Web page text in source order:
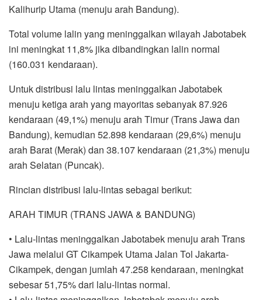
Kalihurip Utama (menuju arah Bandung).
Total volume lalin yang meninggalkan wilayah Jabotabek
ini meningkat 11,8% jika dibandingkan lalin normal
(160.031 kendaraan).
Untuk distribusi lalu lintas meninggalkan Jabotabek
menuju ketiga arah yang mayoritas sebanyak 87.926
kendaraan (49,1%) menuju arah Timur (Trans Jawa dan
Bandung), kemudian 52.898 kendaraan (29,6%) menuju
arah Barat (Merak) dan 38.107 kendaraan (21,3%) menuju
arah Selatan (Puncak).
Rincian distribusi lalu-lintas sebagai berikut:
ARAH TIMUR (TRANS JAWA & BANDUNG)
• Lalu-lintas meninggalkan Jabotabek menuju arah Trans
Jawa melalui GT Cikampek Utama Jalan Tol Jakarta-
Cikampek, dengan jumlah 47.258 kendaraan, meningkat
sebesar 51,75% dari lalu-lintas normal.